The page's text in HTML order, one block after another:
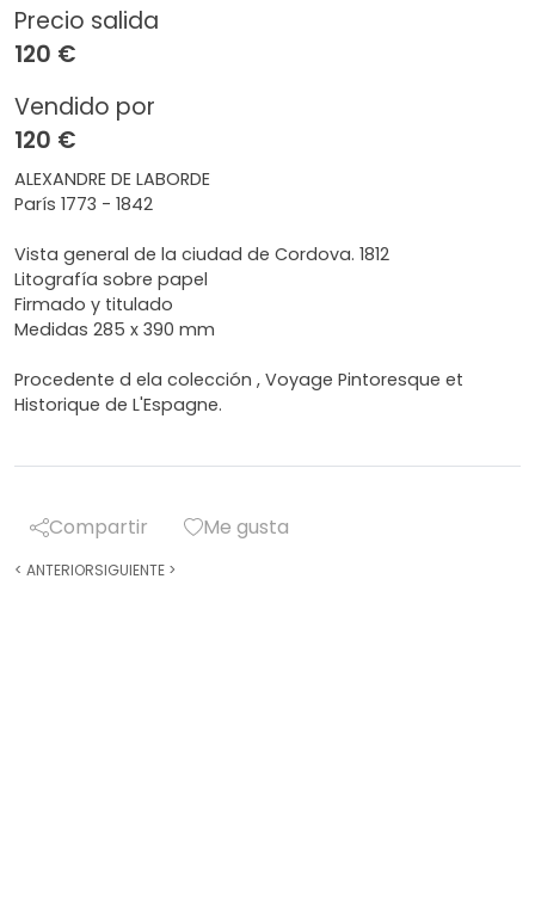
Precio salida
120 €
Vendido por
120 €
ALEXANDRE DE LABORDE
París 1773 - 1842
Vista general de la ciudad de Cordova. 1812
Litografía sobre papel
Firmado y titulado
Medidas 285 x 390 mm
Procedente d ela colección , Voyage Pintoresque et
Historique de L'Espagne.
Compartir Me gusta
< ANTERIORSIGUIENTE >